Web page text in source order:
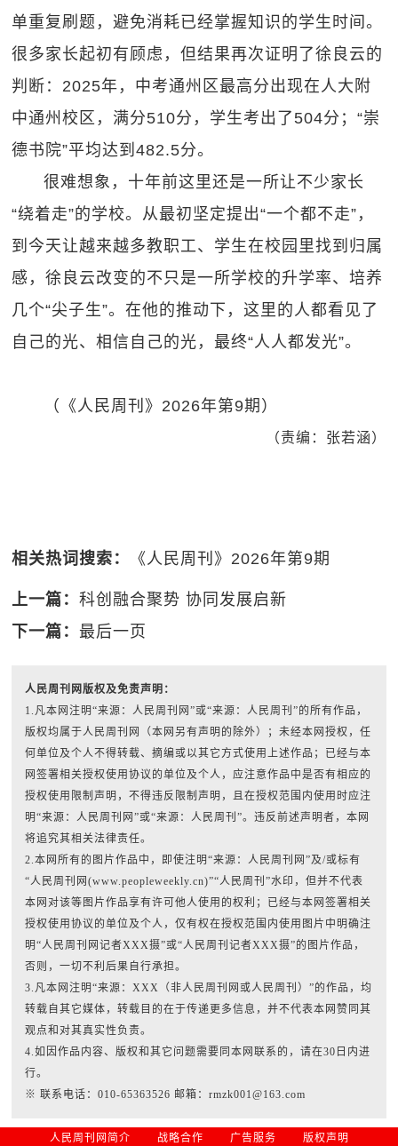
单重复刷题，避免消耗已经掌握知识的学生时间。
很多家长起初有顾虑，但结果再次证明了徐良云的
判断：2025年，中考通州区最高分出现在人大附
中通州校区，满分510分，学生考出了504分；“崇
德书院”平均达到482.5分。
很难想象，十年前这里还是一所让不少家长
“绕着走”的学校。从最初坚定提出“一个都不走”，
到今天让越来越多教职工、学生在校园里找到归属
感，徐良云改变的不只是一所学校的升学率、培养
几个“尖子生”。在他的推动下，这里的人都看见了
自己的光、相信自己的光，最终“人人都发光”。
（《人民周刊》2026年第9期）
（责编：张若涵）
相关热词搜索： 《人民周刊》2026年第9期
上一篇：科创融合聚势 协同发展启新
下一篇：最后一页
人民周刊网版权及免责声明：
1.凡本网注明“来源：人民周刊网”或“来源：人民周刊”的所有作品，
版权均属于人民周刊网（本网另有声明的除外）；未经本网授权，任
何单位及个人不得转载、摘编或以其它方式使用上述作品；已经与本
网签署相关授权使用协议的单位及个人，应注意作品中是否有相应的
授权使用限制声明，不得违反限制声明，且在授权范围内使用时应注
明“来源：人民周刊网”或“来源：人民周刊”。违反前述声明者，本网
将追究其相关法律责任。
2.本网所有的图片作品中，即使注明“来源：人民周刊网”及/或标有
“人民周刊网(www.peopleweekly.cn)”“人民周刊”水印，但并不代表
本网对该等图片作品享有许可他人使用的权利；已经与本网签署相关
授权使用协议的单位及个人，仅有权在授权范围内使用图片中明确注
明“人民周刊网记者XXX摄”或“人民周刊记者XXX摄”的图片作品，
否则，一切不利后果自行承担。
3.凡本网注明“来源：XXX（非人民周刊网或人民周刊）”的作品，均
转载自其它媒体，转载目的在于传递更多信息，并不代表本网赞同其
观点和对其真实性负责。
4.如因作品内容、版权和其它问题需要同本网联系的，请在30日内进
行。
※ 联系电话：010-65363526 邮箱：rmzk001@163.com
人民周刊网简介 战略合作 广告服务 版权声明